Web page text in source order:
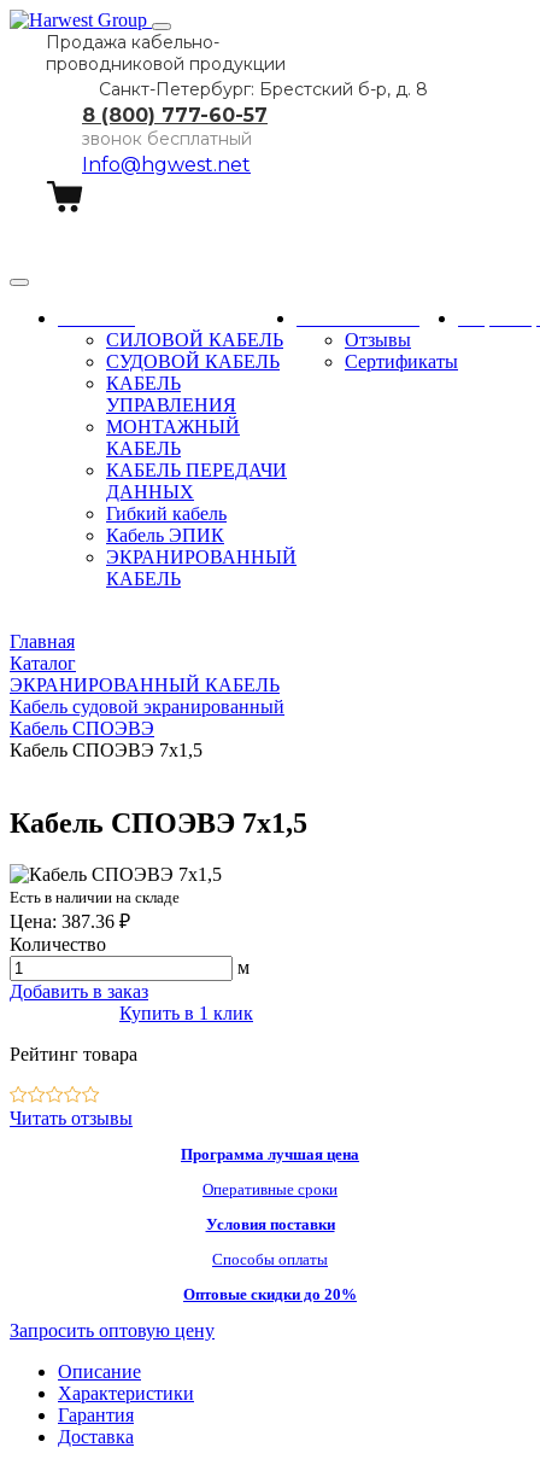
Продажа кабельно-
проводниковой продукции
Санкт-Петербург: Брестский б-р, д. 8
8 (800) 777-60-57
звонок бесплатный
Info@hgwest.net
СИЛОВОЙ КАБЕЛЬ
СУДОВОЙ КАБЕЛЬ
КАБЕЛЬ
УПРАВЛЕНИЯ
МОНТАЖНЫЙ
КАБЕЛЬ
КАБЕЛЬ ПЕРЕДАЧИ
ДАННЫХ
Гибкий кабель
Кабель ЭПИК
ЭКРАНИРОВАННЫЙ
КАБЕЛЬ
Отзывы
Сертификаты
Главная
Каталог
ЭКРАНИРОВАННЫЙ КАБЕЛЬ
Кабель судовой экранированный
Кабель СПОЭВЭ
Кабель СПОЭВЭ 7х1,5
Кабель СПОЭВЭ 7х1,5
Есть в наличии на складе
Цена: 387.36 ₽
Количество
м
Добавить в заказ
Купить в 1 клик
Рейтинг товара
Читать отзывы
Программа лучшая цена
Оперативные сроки
Условия поставки
Способы оплаты
Оптовые скидки до 20%
Запросить оптовую цену
Описание
Характеристики
Гарантия
Доставка